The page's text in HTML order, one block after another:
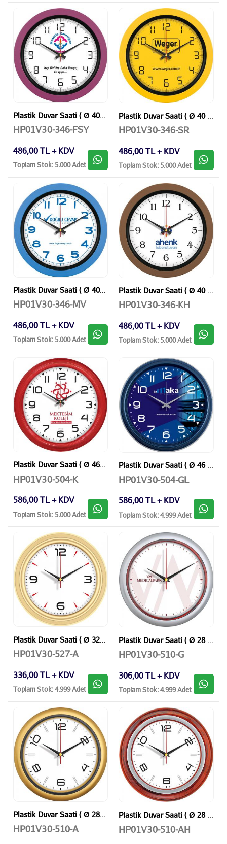
Plastik Duvar Saati ( Ø 40 cm )
HP01V30-346-FSY
486,00 TL + KDV
Toplam Stok: 5.000 Adet
Plastik Duvar Saati ( Ø 40 cm )
HP01V30-346-SR
486,00 TL + KDV
Toplam Stok: 5.000 Adet
Plastik Duvar Saati ( Ø 40 cm )
HP01V30-346-MV
486,00 TL + KDV
Toplam Stok: 5.000 Adet
Plastik Duvar Saati ( Ø 40 cm )
HP01V30-346-KH
486,00 TL + KDV
Toplam Stok: 5.000 Adet
Plastik Duvar Saati ( Ø 46 cm )
HP01V30-504-K
586,00 TL + KDV
Toplam Stok: 5.000 Adet
Plastik Duvar Saati ( Ø 46 cm )
HP01V30-504-GL
586,00 TL + KDV
Toplam Stok: 4.999 Adet
Plastik Duvar Saati ( Ø 32 cm )
HP01V30-527-A
336,00 TL + KDV
Toplam Stok: 4.999 Adet
Plastik Duvar Saati ( Ø 28 cm )
HP01V30-510-G
306,00 TL + KDV
Toplam Stok: 4.999 Adet
Plastik Duvar Saati ( Ø 28 cm )
HP01V30-510-A
Plastik Duvar Saati ( Ø 28 cm )
HP01V30-510-AH